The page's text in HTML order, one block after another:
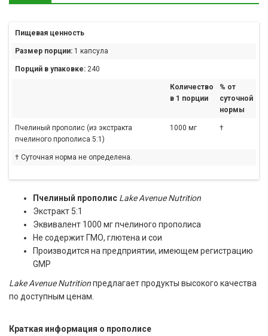
Пищевая ценность
Размер порции: 1 капсула
Порций в упаковке: 240
Количество
в 1 порции
% от
суточной
нормы
Пчелиный прополис (из экстракта
пчелиного прополиса 5:1)
1000 мг †
† Суточная норма не определена.
Пчелиный прополис Lake Avenue Nutrition
Экстракт 5:1
Эквивалент 1000 мг пчелиного прополиса
Не содержит ГМО, глютена и сои
Производится на предприятии, имеющем регистрацию
GMP
Lake Avenue Nutritionпредлагает продукты высокого качества
по доступным ценам.
Краткая информация о прополисе